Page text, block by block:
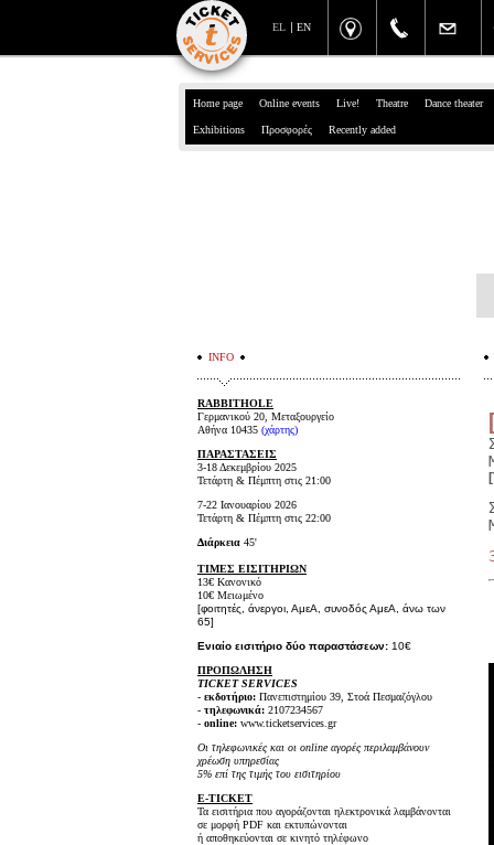
EN
EL
Home page Online events Live! Theatre Dance theater
Exhibitions Προσφορές Recently added
[
INFO
RABBITHOLE
Γερμανικού 20, Μεταξουργείο
Αθήνα 10435 (χάρτης)
ΠΑΡΑΣΤΑΣΕΙΣ
3-18 Δεκεμβρίου 2025
Τετάρτη & Πέμπτη στις 21:00
7-22 Ιανουαρίου 2026
Τετάρτη & Πέμπτη στις 22:00
Διάρκεια 45'
ΤΙΜΕΣ ΕΙΣΙΤΗΡΙΩΝ
13€ Κανονικό
10€ Μειωμένο
[φοιτητές, άνεργοι, ΑμεΑ, συνοδός ΑμεΑ, άνω των
65]
Ενιαίο εισιτήριο δύο παραστάσεων: 10€
ΠΡΟΠΩΛΗΣΗ
TICKET SERVICES
- εκδοτήριο: Πανεπιστημίου 39, Στοά Πεσμαζόγλου
- τηλεφωνικά: 2107234567
- online: www.ticketservices.gr
Οι τηλεφωνικές και οι online αγορές περιλαμβάνουν
χρέωση υπηρεσίας
5% επί της τιμής του εισιτηρίου
E-TICKET
Τα εισιτήρια που αγοράζονται ηλεκτρονικά λαμβάνονται
σε μορφή PDF και εκτυπώνονται
ή αποθηκεύονται σε κινητό τηλέφωνο